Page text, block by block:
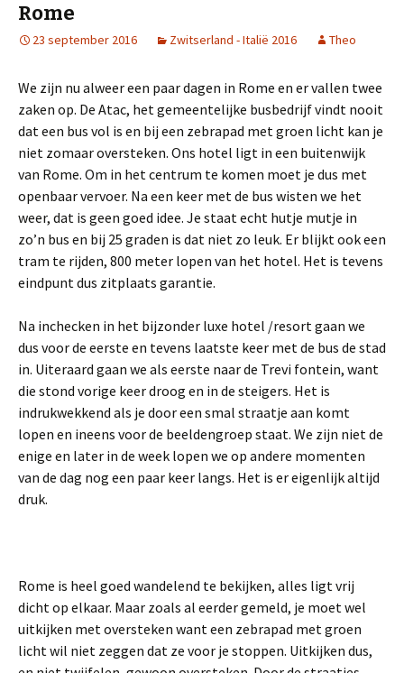
Rome
23 september 2016 Zwitserland - Italië 2016 Theo
We zijn nu alweer een paar dagen in Rome en er vallen twee
zaken op. De Atac, het gemeentelijke busbedrijf vindt nooit
dat een bus vol is en bij een zebrapad met groen licht kan je
niet zomaar oversteken. Ons hotel ligt in een buitenwijk
van Rome. Om in het centrum te komen moet je dus met
openbaar vervoer. Na een keer met de bus wisten we het
weer, dat is geen goed idee. Je staat echt hutje mutje in
zo’n bus en bij 25 graden is dat niet zo leuk. Er blijkt ook een
tram te rijden, 800 meter lopen van het hotel. Het is tevens
eindpunt dus zitplaats garantie.
Na inchecken in het bijzonder luxe hotel /resort gaan we
dus voor de eerste en tevens laatste keer met de bus de stad
in. Uiteraard gaan we als eerste naar de Trevi fontein, want
die stond vorige keer droog en in de steigers. Het is
indrukwekkend als je door een smal straatje aan komt
lopen en ineens voor de beeldengroep staat. We zijn niet de
enige en later in de week lopen we op andere momenten
van de dag nog een paar keer langs. Het is er eigenlijk altijd
druk.
Rome is heel goed wandelend te bekijken, alles ligt vrij
dicht op elkaar. Maar zoals al eerder gemeld, je moet wel
uitkijken met oversteken want een zebrapad met groen
licht wil niet zeggen dat ze voor je stoppen. Uitkijken dus,